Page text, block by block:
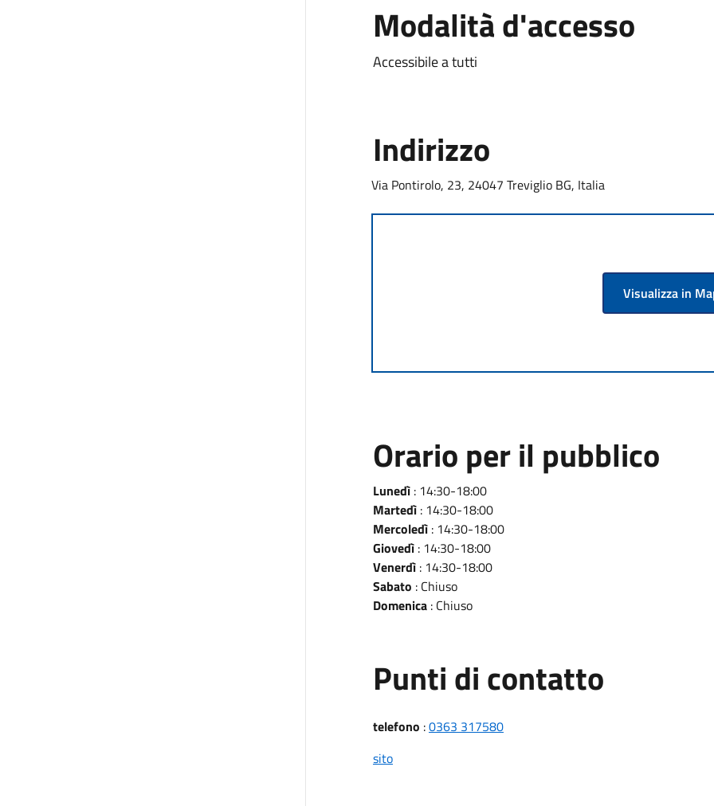
Modalità d'accesso
Accessibile a tutti
Indirizzo
Via Pontirolo, 23, 24047 Treviglio BG, Italia
Visualizza in
Orario per il pubblico
Lunedì: 14:30-18:00
Martedì: 14:30-18:00
Mercoledì: 14:30-18:00
Giovedì: 14:30-18:00
Venerdì: 14:30-18:00
Sabato : Chiuso
Domenica: Chiuso
Punti di contatto
telefono :0363 317580
sito